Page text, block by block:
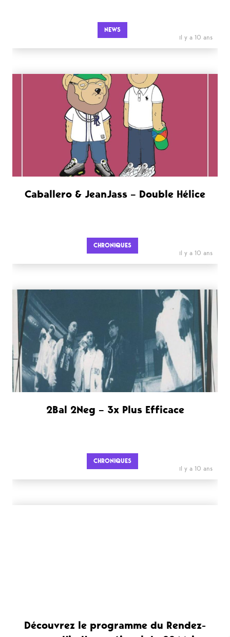
NEWS
il y a 10 ans
Caballero & JeanJass – Double Hélice
CHRONIQUES
il y a 10 ans
2Bal 2Neg – 3x Plus Efficace
CHRONIQUES
il y a 10 ans
Découvrez le programme du Rendez-